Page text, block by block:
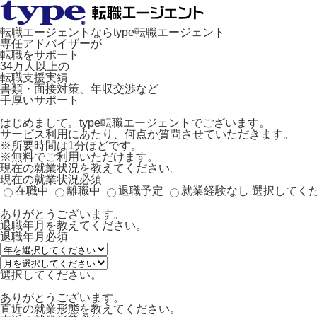
転職エージェントならtype転職エージェント
専任アドバイザーが
転職をサポート
34万人以上の
転職支援実績
書類・面接対策、年収交渉など
手厚いサポート
はじめまして。type転職エージェントでございます。
サービス利用にあたり、何点か質問させていただきます。
※所要時間は1分ほどです。
※無料でご利用いただけます。
現在の就業状況を教えてください。
現在の就業状況必須
在職中
離職中 退職予定 就業経験なし 選択してく
ありがとうございます。
退職年月を教えてください。
退職年月 必須
選択してください。
ありがとうございます。
直近の就業形態を教えてください。